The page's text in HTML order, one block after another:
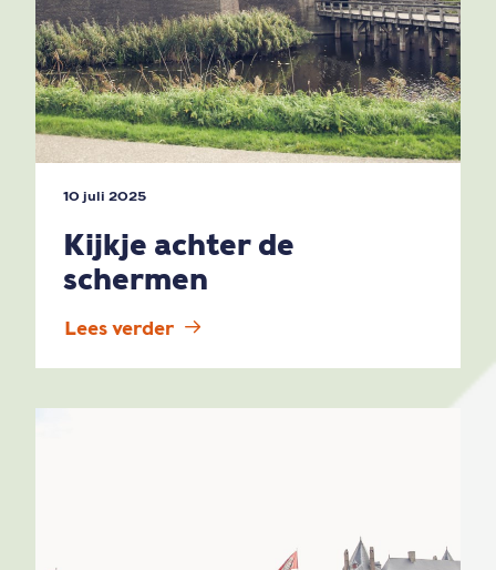
10 juli 2025
Kijkje achter de
schermen
Lees verder